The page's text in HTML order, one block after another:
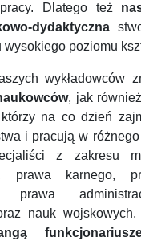
Dlatego też
dydaktyczna
poziomu
wykładowców
, jak również
na co dzień
i pracują w
z zakresu
prawa karnego,
prawa
nauk